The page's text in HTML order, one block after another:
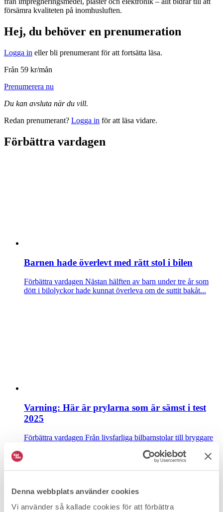
Denna webbplats använder cookies
Vi använder så kallade cookies för att förbättra
försämra kvaliteten på inomhusluften.
Hej, du behöver en prenumeration
Logga in eller bli prenumerant för att fortsätta läsa.
Från 59 kr/mån
Prenumerera nu
Du kan avsluta när du vill.
Redan prenumerant? Logga in för att läsa vidare.
Förbättra vardagen
Barnen hade överlevt med rätt stol i bilen
Förbättra vardagen Nästan hälften av barn under tre år som
dött i bilolyckor hade kunnat överleva om de suttit bakåt...
Varning: Här är prylarna som är sämst i test
2025
Förbättra vardagen Från livsfarliga bilbarnstolar till bryggare